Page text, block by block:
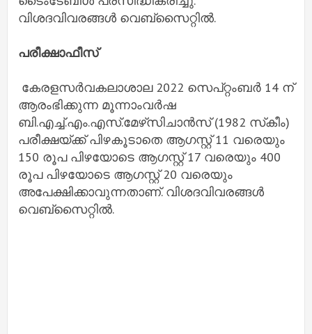
വിശദവിവരങ്ങള്‍ വെബ്‌സൈറ്റില്‍.
പരീക്ഷാഫീസ്
കേരളസര്‍വകലാശാല 2022 സെപ്റ്റംബര്‍ 14 ന്
ആരംഭിക്കുന്ന മൂന്നാംവര്‍ഷ
ബി.എച്ച്.എം.എസ്.മേഴ്‌സിചാന്‍സ് (1982 സ്‌കീം)
പരീക്ഷയ്ക്ക് പിഴകൂടാതെ ആഗസ്റ്റ് 11 വരെയും
150 രൂപ പിഴയോടെ ആഗസ്റ്റ് 17 വരെയും 400
രൂപ പിഴയോടെ ആഗസ്റ്റ് 20 വരെയും
അപേക്ഷിക്കാവുന്നതാണ്. വിശദവിവരങ്ങള്‍
വെബ്‌സൈറ്റില്‍.